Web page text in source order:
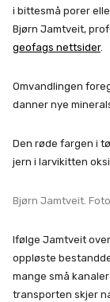
i bittesmå porer
Bjørn Jamtveit,
geofags nettsider.
Omvandlingen
danner nye
Den røde fargen i
jern i larvikitten
Bjørn Jamtveit.
Ifølge Jamtveit
oppløste
mange små
transporten skjer